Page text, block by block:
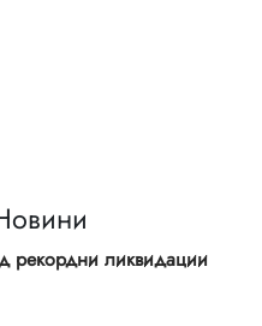
рекордни ликвидации